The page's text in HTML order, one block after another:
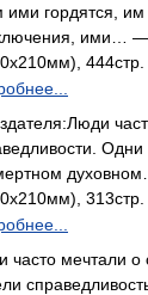
ими гордятся,
ими…
444стр.
Одни
313стр.
часто мечтали о